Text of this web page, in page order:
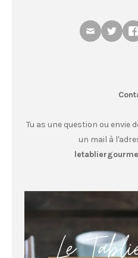
Tu as une question ou envie
un mail à